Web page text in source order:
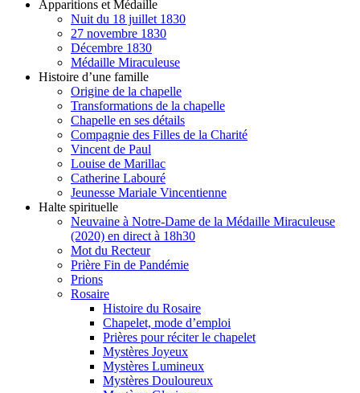
Apparitions et Médaille
Nuit du 18 juillet 1830
27 novembre 1830
Décembre 1830
Médaille Miraculeuse
Histoire d’une famille
Origine de la chapelle
Transformations de la chapelle
Chapelle en ses détails
Compagnie des Filles de la Charité
Vincent de Paul
Louise de Marillac
Catherine Labouré
Jeunesse Mariale Vincentienne
Halte spirituelle
Neuvaine à Notre-Dame de la Médaille Miraculeuse
(2020) en direct à 18h30
Mot du Recteur
Prière Fin de Pandémie
Prions
Rosaire
Histoire du Rosaire
Chapelet, mode d’emploi
Prières pour réciter le chapelet
Mystères Joyeux
Mystères Lumineux
Mystères Douloureux